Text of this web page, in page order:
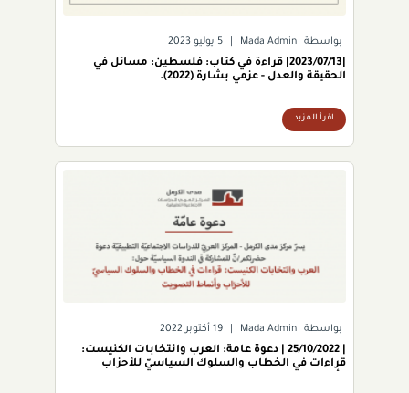
بواسطة Mada Admin 5 يوليو 2023
|2023/07/13| قراءة في كتاب: فلسطين: مسائل في
الحقيقة والعدل - عزمي بشارة (2022).
اقرأ المزيد
بواسطة Mada Admin 19 أكتوبر 2022
| 25/10/2022 | دعوة عامة: العرب وانتخابات الكنيست:
قراءات في الخطاب والسلوك السياسيّ للأحزاب